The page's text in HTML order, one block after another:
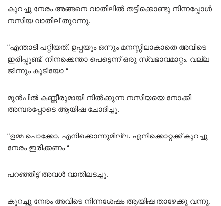
കുറച്ചു നേരം അങ്ങനെ വാതിലിൽ തട്ടിക്കൊണ്ടു നിന്നപ്പോൾ
നസിയ വാതില് തുറന്നു.
“എന്താടി പറ്റിയത്. ഉപ്പയും ഒന്നും മനസ്സിലാകാതെ അവിടെ
ഇരിപ്പുണ്ട്. നിനക്കെന്താ പെട്ടെന്ന് ഒരു സ്വഭാവമാറ്റം. വല്ല
ജിന്നും കൂടിയോ “
മുൻപിൽ കണ്ണീരുമായി നിൽക്കുന്ന നസിയയെ നോക്കി
അമ്പരപ്പോടെ ആയിഷ ചോദിച്ചു.
“ഉമ്മ പൊക്കോ, എനിക്കൊന്നുമില്ല. എനിക്കൊറ്റക്ക് കുറച്ചു
നേരം ഇരിക്കണം “
പറഞ്ഞിട്ട് അവൾ വാതിലടച്ചു.
കുറച്ചു നേരം അവിടെ നിന്നശേഷം ആയിഷ താഴേക്കു വന്നു.